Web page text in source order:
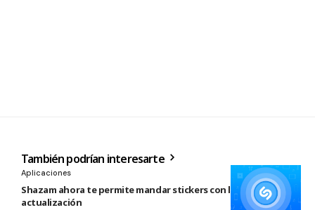
También podrían interesarte
Aplicaciones
Shazam ahora te permite mandar stickers con la nueva
actualización